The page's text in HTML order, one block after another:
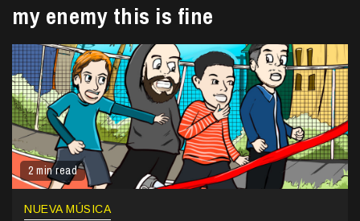
my enemy this is fine
2 min read
NUEVA MÚSICA